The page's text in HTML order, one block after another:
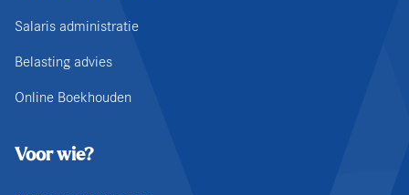
Salaris administratie
Belasting advies
Online Boekhouden
Voor wie?